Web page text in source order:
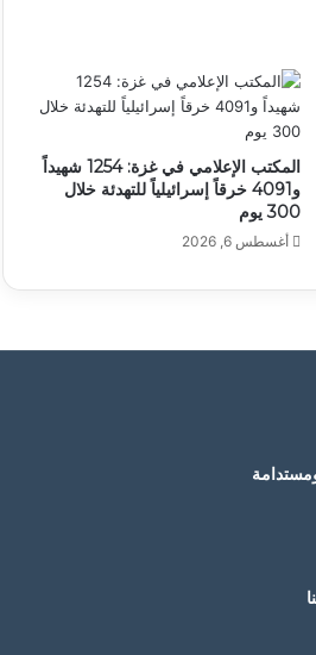
المكتب الإعلامي في غزة: 1254 شهيداً
و4091 خرقاً إسرائيلياً للتهدئة خلال
300 يوم
أغسطس 6, 2026